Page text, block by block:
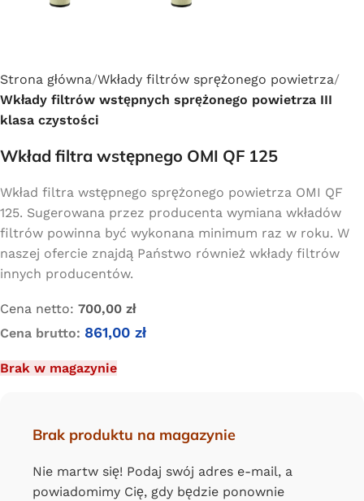
Strona główna Wkłady filtrów sprężonego powietrza
Wkłady filtrów wstępnych sprężonego powietrza III
klasa czystości
Wkład filtra wstępnego OMI QF 125
Wkład filtra wstępnego sprężonego powietrza OMI QF
125. Sugerowana przez producenta wymiana wkładów
filtrów powinna być wykonana minimum raz w roku. W
naszej ofercie znajdą Państwo również wkłady filtrów
innych producentów.
Cena netto: 700,00 zł
Cena brutto: 861,00 zł
Brak w magazynie
Brak produktu na magazynie
Nie martw się! Podaj swój adres e-mail, a
powiadomimy Cię, gdy będzie ponownie